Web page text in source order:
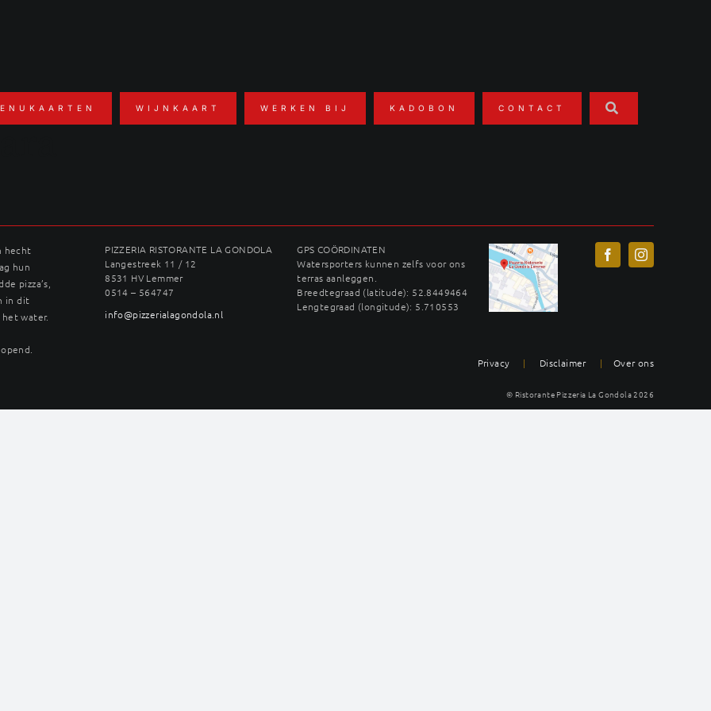
WIJNKAART WERKEN BIJ KADOBON CONTACT
hecht
hun
pizza’s,
in dit
water.
PIZZERIA RISTORANTE LA GONDOLA
Langestreek 11 / 12
8531 HV Lemmer
0514 – 564747
info@pizzerialagondola.nl
GPS COÖRDINATEN
Watersporters kunnen zelfs voor ons
terras aanleggen.
Breedtegraad (latitude): 52.8449464
Lengtegraad (longitude): 5.710553
Privacy | Disclaimer | Over ons
© Ristorante Pizzeria La Gondola 2026